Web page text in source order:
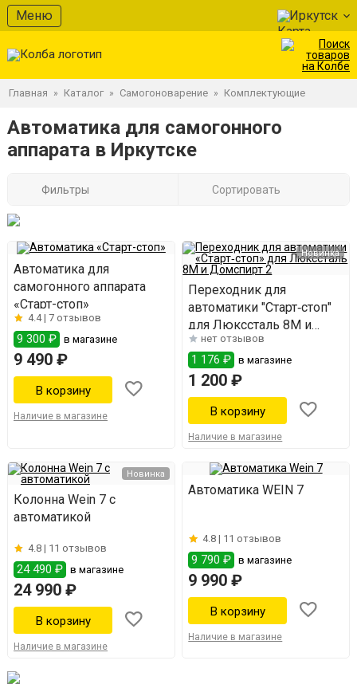
Меню Иркутск
Главная » Каталог » Самогоноварение » Комплектующие
Автоматика для самогонного
аппарата в Иркутске
Фильтры Сортировать
Автоматика для
самогонного аппарата
«Старт-стоп»
4.4 | 7 отзывов
9 300 ₽ в магазине
9 490 ₽
Наличие в магазине
Новинка
Переходник для
автоматики "Старт‑стоп"
для Люкссталь 8М и
Домспирт 2
нет отзывов
1 176 ₽ в магазине
1 200 ₽
Наличие в магазине
Новинка
Колонна Wein 7 с
автоматикой
4.8 | 11 отзывов
24 490 ₽ в магазине
24 990 ₽
Наличие в магазине
Автоматика WEIN 7
4.8 | 11 отзывов
9 790 ₽ в магазине
9 990 ₽
Наличие в магазине